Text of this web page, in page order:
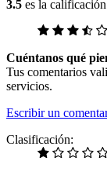
3.5 es la
Cuéntanos qué
Tus comentarios
servicios.
Escribir un
Clasificación: